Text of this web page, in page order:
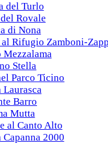
del Turlo
Rovale
di Nona
al Rifugio Zamboni-
Stella
Parco Ticino
Laurasca
Barro
Mutta
al Canto Alto
Capanna 2000